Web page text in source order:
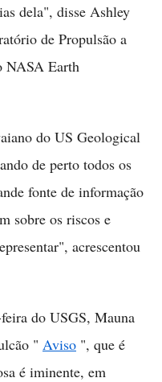
dela", disse Ashley
de Propulsão a
NASA Earth
do US Geological
de perto todos os
fonte de informação
sobre os riscos e
acrescentou
do USGS, Mauna
" Aviso ", que é
é iminente, em